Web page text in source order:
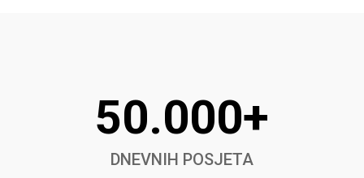
50.000+
DNEVNIH POSJETA